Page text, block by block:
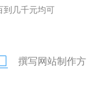
到几千元均可
撰写网站制作方